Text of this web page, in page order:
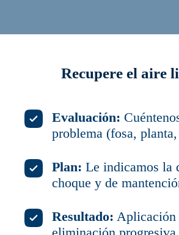
Recupere el aire
Evaluación:
problema (fosa,
Plan: Le indicamos la
choque y de
Resultado: